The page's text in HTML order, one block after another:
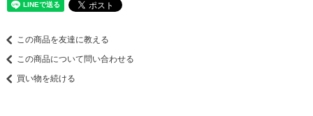
この商品を友達に教える
この商品について問い合わせる
買い物を続ける